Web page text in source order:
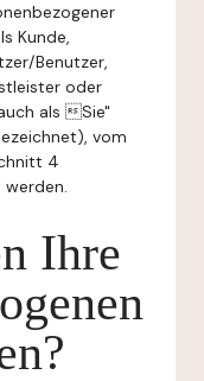
Kunde,
Benutzer,
oder
als Sie"
vom
4
Ihre